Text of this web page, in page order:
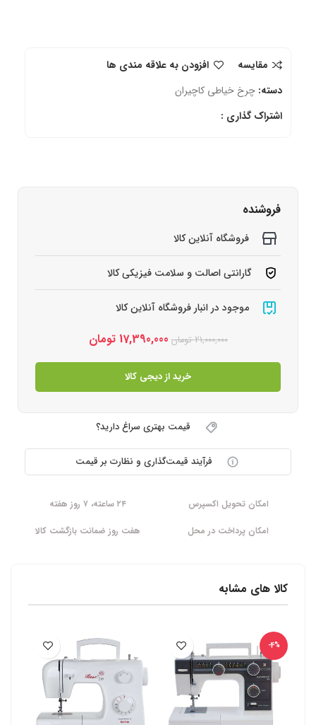
مقایسه
افزودن به علاقه مندی ها
دسته: چرخ خیاطی کاچیران
اشتراک گذاری :
فروشنده
فروشگاه آنلاین کالا
گارانتی اصالت و سلامت فیزیکی کالا
موجود در انبار فروشگاه آنلاین کالا
21,000,000 تومان 17,390,000 تومان
خرید از دیجی کالا
قیمت بهتری سراغ دارید؟
فرآیند قیمت‌گذاری و نظارت بر قیمت
امکان تحویل اکسپرس
۲۴ ساعته، ۷ روز هفته
امکان پرداخت در محل
هفت روز ضمانت بازگشت کالا
کالا های مشابه
-4%